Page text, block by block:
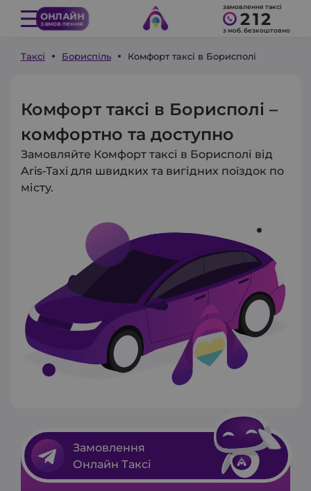
ОНЛАЙН
замовлення
замовлення таксі
212
з моб. безкоштовно
Таксі Бориспіль Комфорт таксі в Борисполі
Комфорт таксі в Борисполі –
комфортно та доступно
Замовляйте Комфорт таксі в Борисполі від
Aris-Taxi для швидких та вигідних поїздок по
місту.
Замовлення
Онлайн Таксі